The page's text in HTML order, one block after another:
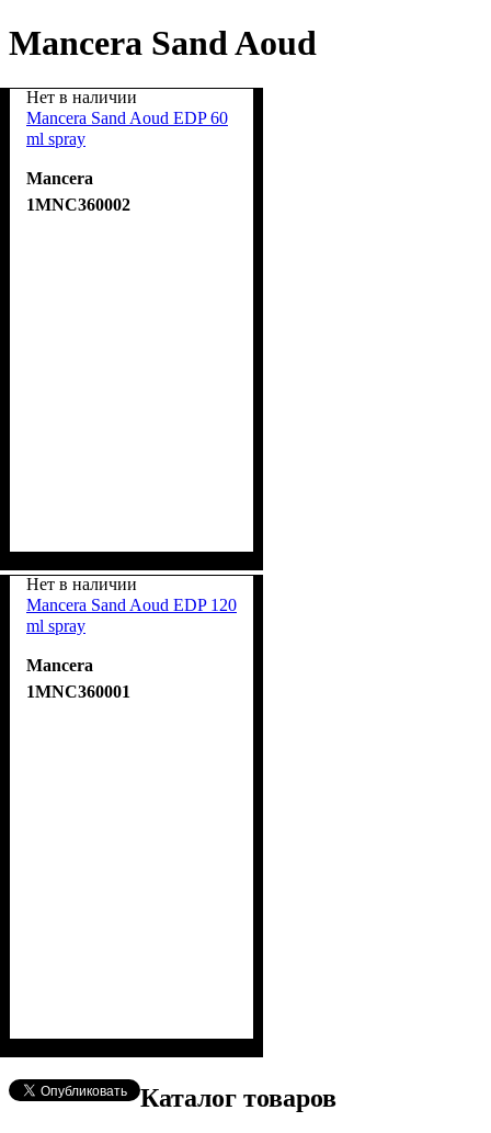
Mancera Sand Aoud
Нет в наличии
Mancera Sand Aoud EDP 60
ml spray
Mancera
1MNC360002
Нет в наличии
Mancera Sand Aoud EDP 120
ml spray
Mancera
1MNC360001
Каталог товаров